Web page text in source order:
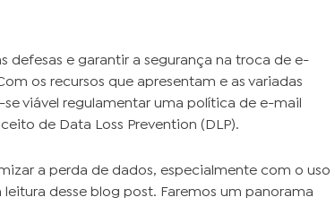
defesas e garantir a segurança na troca de e-
os recursos que apresentam e as variadas
viável regulamentar uma política de e-mail
de Data Loss Prevention (DLP).
a perda de dados, especialmente com o uso
desse blog post. Faremos um panorama